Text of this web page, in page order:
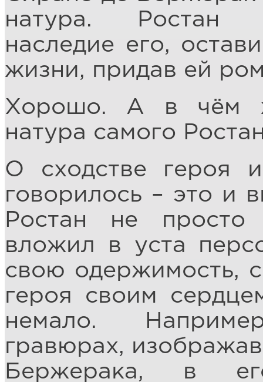
натура. Ростан
наследие его,
жизни, придав ей
Хорошо. А в чём
натура самого
О сходстве героя
говорилось – это и
Ростан не
вложил в уста
свою одержимость,
героя своим
немало.
гравюрах,
Бержерака, в